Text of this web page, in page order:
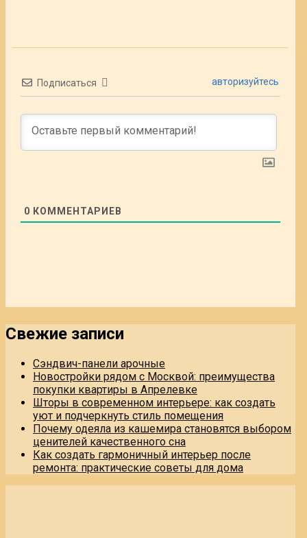
Подписаться авторизуйтесь
0 КОММЕНТАРИЕВ
Свежие записи
Сэндвич-панели арочные
Новостройки рядом с Москвой: преимущества
покупки квартиры в Апрелевке
Шторы в современном интерьере: как создать
уют и подчеркнуть стиль помещения
Почему одеяла из кашемира становятся выбором
ценителей качественного сна
Как создать гармоничный интерьер после
ремонта: практические советы для дома